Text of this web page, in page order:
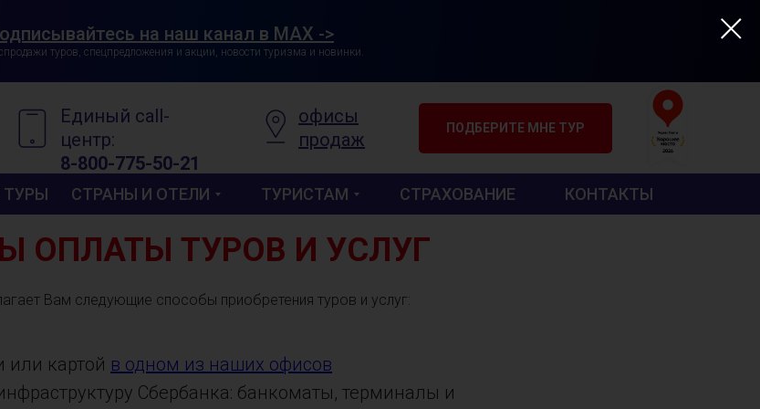
на наш канал в MAX ->
туров, спецпредложения и акции, новости туризма и новинки.
Единый call-
центр:
8-800-775-50-21
офисы
продаж
ПОДБЕРИТЕ МНЕ ТУР
ТУРЫ СТРАНЫ И ОТЕЛИ ТУРИСТАМ СТРАХОВАНИЕ КОНТАКТЫ
ОПЛАТЫ ТУРОВ И УСЛУГ
Вам следующие способы приобретения туров и услуг:
картой в одном из наших офисов
Сбербанка: банкоматы, терминалы и